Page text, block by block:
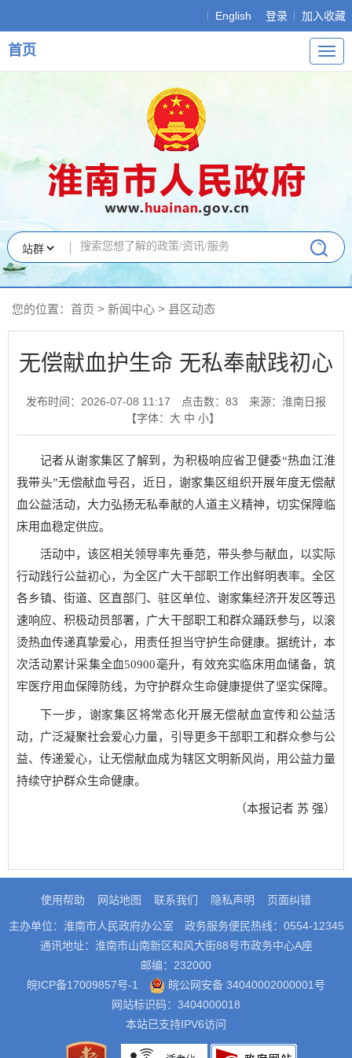
English 登录 加入收藏
导
航
首页
您的位置： 首页 > 新闻中心 > 县区动态
无偿献血护生命 无私奉献践初心
发布时间：2026-07-08 11:17 点击数： 83
来源：淮南日报
【字体： 大 中 小】
记者从谢家集区了解到，为积极响应省卫健委“热血江淮
我带头”无偿献血号召，近日，谢家集区组织开展年度无偿献
血公益活动，大力弘扬无私奉献的人道主义精神，切实保障临
床用血稳定供应。
活动中，该区相关领导率先垂范，带头参与献血，以实际
行动践行公益初心，为全区广大干部职工作出鲜明表率。全区
各乡镇、街道、区直部门、驻区单位、谢家集经济开发区等迅
速响应、积极动员部署，广大干部职工和群众踊跃参与，以滚
烫热血传递真挚爱心，用责任担当守护生命健康。据统计，本
次活动累计采集全血50900毫升，有效充实临床用血储备，筑
牢医疗用血保障防线，为守护群众生命健康提供了坚实保障。
下一步，谢家集区将常态化开展无偿献血宣传和公益活
动，广泛凝聚社会爱心力量，引导更多干部职工和群众参与公
益、传递爱心，让无偿献血成为辖区文明新风尚，用公益力量
持续守护群众生命健康。
（本报记者 苏 强）
使用帮助 网站地图 联系我们 隐私声明 页面纠错
主办单位：淮南市人民政府办公室
政务服务便民热线：0554-12345
通讯地址：淮南市山南新区和风大街88号市政务中心A座
邮编：232000
皖ICP备17009857号-1
皖公网安备 34040002000001号
网站标识码：3404000018
本站已支持IPV6访问